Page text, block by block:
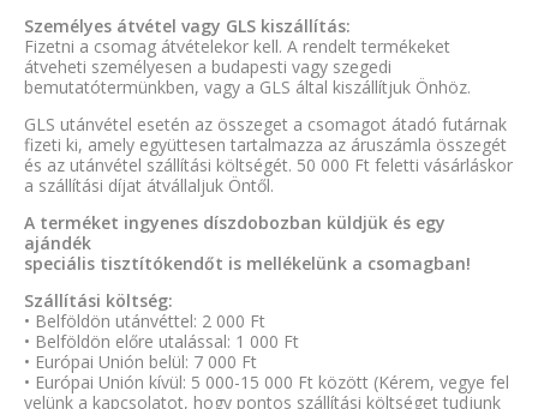
Személyes átvétel vagy GLS kiszállítás:
Fizetni a csomag átvételekor kell. A rendelt termékeket
átveheti személyesen a budapesti vagy szegedi
bemutatótermünkben, vagy a GLS által kiszállítjuk Önhöz.
GLS utánvétel esetén az összeget a csomagot átadó futárnak
fizeti ki, amely együttesen tartalmazza az áruszámla összegét
és az utánvétel szállítási költségét. 50 000 Ft feletti vásárláskor
a szállítási díjat átvállaljuk Öntől.
A terméket ingyenes díszdobozban küldjük és egy
ajándék
speciális tisztítókendőt is mellékelünk a csomagban!
Szállítási költség:
• Belföldön utánvéttel: 2 000 Ft
• Belföldön előre utalással: 1 000 Ft
• Európai Unión belül: 7 000 Ft
• Európai Unión kívül: 5 000-15 000 Ft között (Kérem, vegye fel
velünk a kapcsolatot, hogy pontos szállítási költséget tudjunk